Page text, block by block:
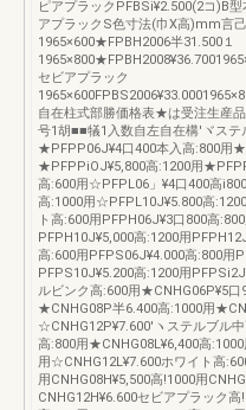
ピアプラックPFBSi¥2.500(2コ)B
アプラックS色寸法(巾X高)mm言
1965×600★FPBH2006半31.500
セビアプラック
自在柱式部勝価格表★は受注生産
号1胡■■犠1入数自左自在構′ヾステ
★PFPP06J¥4口400本入高:800用
★PFPPiOJ¥5,800高:1200用
高:600用☆PFPL06」¥4口400高
高:1000用☆PFPL10J¥5.800高
ト高:600用PFPH06J¥3口800高
PFPH10J¥5,000高:1200用
高:600用PFPS06J¥4.000高:800用
PFPS10J¥5.200高:1200用
ルビンク高:600用★CNHG06P¥5口
★CNHG08P半6.400高:1000用
☆CNHG12P¥7.600′ヽステルブル
高:800用★CNHG08L¥6,400高
用☆CNHG12L¥7.600ホワイト高
用CNHG08H¥5,500高!1000用
CNHG12H¥6.600セビアプラック